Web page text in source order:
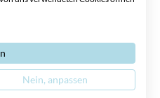
Nein, anpassen